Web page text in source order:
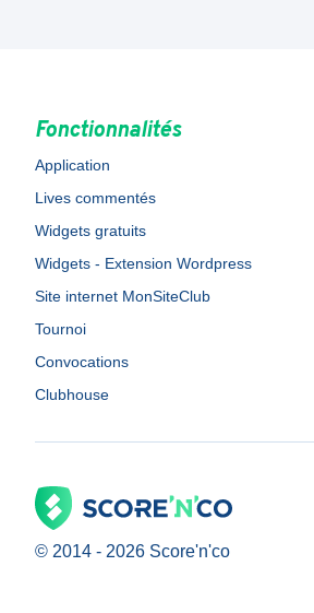
Fonctionnalités
Application
Lives commentés
Widgets gratuits
Widgets - Extension Wordpress
Site internet MonSiteClub
Tournoi
Convocations
Clubhouse
© 2014 - 2026 Score'n'co